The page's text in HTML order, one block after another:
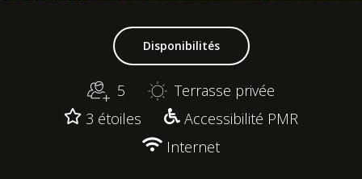
Disponibilités
5
Terrasse privée
3 étoiles
Accessibilité PMR
Internet